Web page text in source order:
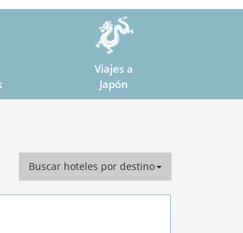
Viajes a
Japón
Buscar hoteles por destino